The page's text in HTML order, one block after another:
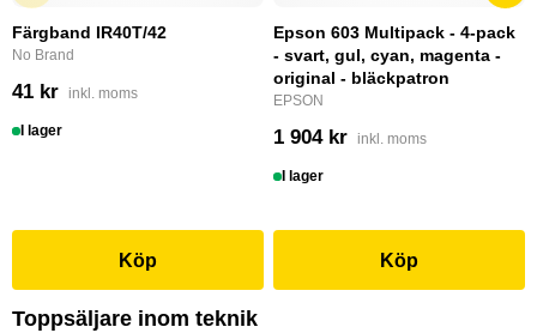
Färgband IR40T/42
No Brand
41 kr inkl. moms
I lager
Köp
Epson 603 Multipack - 4-pack
- svart, gul, cyan, magenta -
original - bläckpatron
EPSON
1 904 kr inkl. moms
I lager
Köp
Toppsäljare inom teknik